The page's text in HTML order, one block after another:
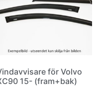
för Volvo
15- (fram+bak)